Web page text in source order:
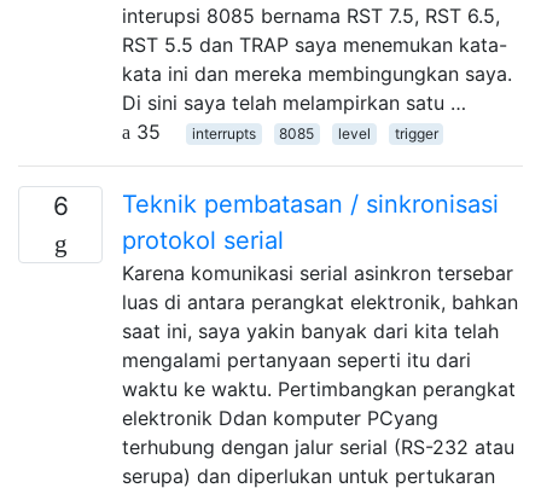
interupsi 8085 bernama RST 7.5, RST 6.5,
RST 5.5 dan TRAP saya menemukan kata-
kata ini dan mereka membingungkan saya.
Di sini saya telah melampirkan satu …
35
interrupts 8085 level trigger
6
Teknik pembatasan / sinkronisasi
protokol serial
Karena komunikasi serial asinkron tersebar
luas di antara perangkat elektronik, bahkan
saat ini, saya yakin banyak dari kita telah
mengalami pertanyaan seperti itu dari
waktu ke waktu. Pertimbangkan perangkat
elektronik Ddan komputer PCyang
terhubung dengan jalur serial (RS-232 atau
serupa) dan diperlukan untuk pertukaran